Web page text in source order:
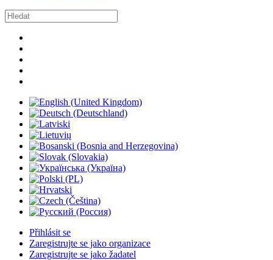
Přihlásit se
Zaregistrujte se jako organizace
Zaregistrujte se jako žadatel